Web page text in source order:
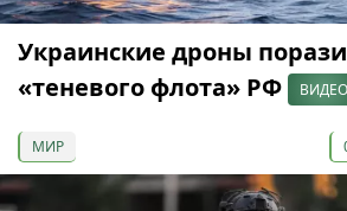
Украинские дроны
«теневого флота» РФ
ВИДЕО
МИР